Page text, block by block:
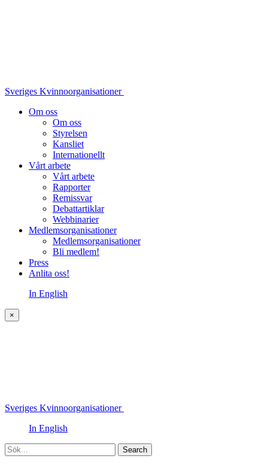
Sveriges Kvinnoorganisationer
Om oss
Om oss
Styrelsen
Kansliet
Internationellt
Vårt arbete
Vårt arbete
Rapporter
Remissvar
Debattartiklar
Webbinarier
Medlemsorganisationer
Medlemsorganisationer
Bli medlem!
Press
Anlita oss!
In English
×
Sveriges Kvinnoorganisationer
In English
Sök